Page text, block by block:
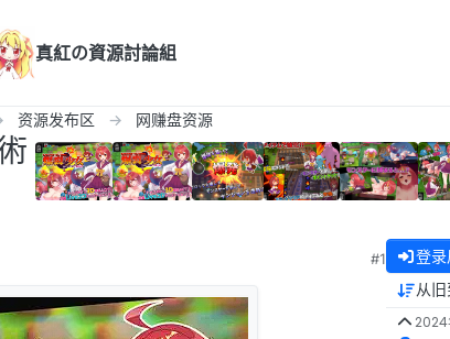
真紅の資源討論組
资源发布区 网赚盘资源
#1 登录
从
2024